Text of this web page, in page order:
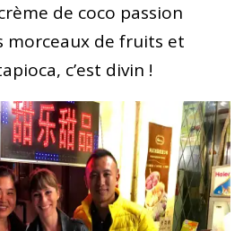
de coco passion
morceaux de fruits et
c’est divin !